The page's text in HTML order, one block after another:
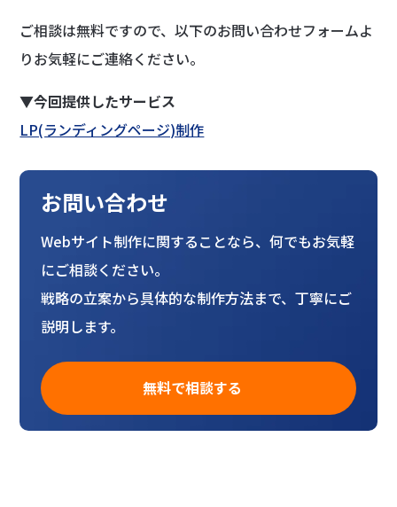
ご相談は無料ですので、以下のお問い合わせフォームよ
りお気軽にご連絡ください。
▼今回提供したサービス
LP(ランディングページ)制作
お問い合わせ
Webサイト制作に関することなら、何でもお気軽
にご相談ください。
戦略の立案から具体的な制作方法まで、丁寧にご
説明します。
無料で相談する